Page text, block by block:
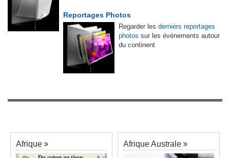
Reportages Photos
Regarder les dernièrs reportages
photos sur les événements autour
du continent
Afrique Afrique Australe